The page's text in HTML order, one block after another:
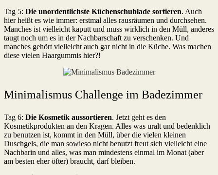
Tag 5: Die unordentlichste Küchenschublade sortieren. Auch
hier heißt es wie immer: erstmal alles rausräumen und durchsehen.
Manches ist vielleicht kaputt und muss wirklich in den Müll, anderes
taugt noch um es in der Nachbarschaft zu verschenken. Und
manches gehört vielleicht auch gar nicht in die Küche. Was machen
diese vielen Haargummis hier?!
Minimalismus Challenge im Badezimmer
Tag 6: Die Kosmetik aussortieren. Jetzt geht es den
Kosmetikprodukten an den Kragen. Alles was uralt und bedenklich
zu benutzen ist, kommt in den Müll, über die vielen kleinen
Duschgels, die man sowieso nicht benutzt freut sich vielleicht eine
Nachbarin und alles, was man mindestens einmal im Monat (aber
am besten eher öfter) braucht, darf bleiben.